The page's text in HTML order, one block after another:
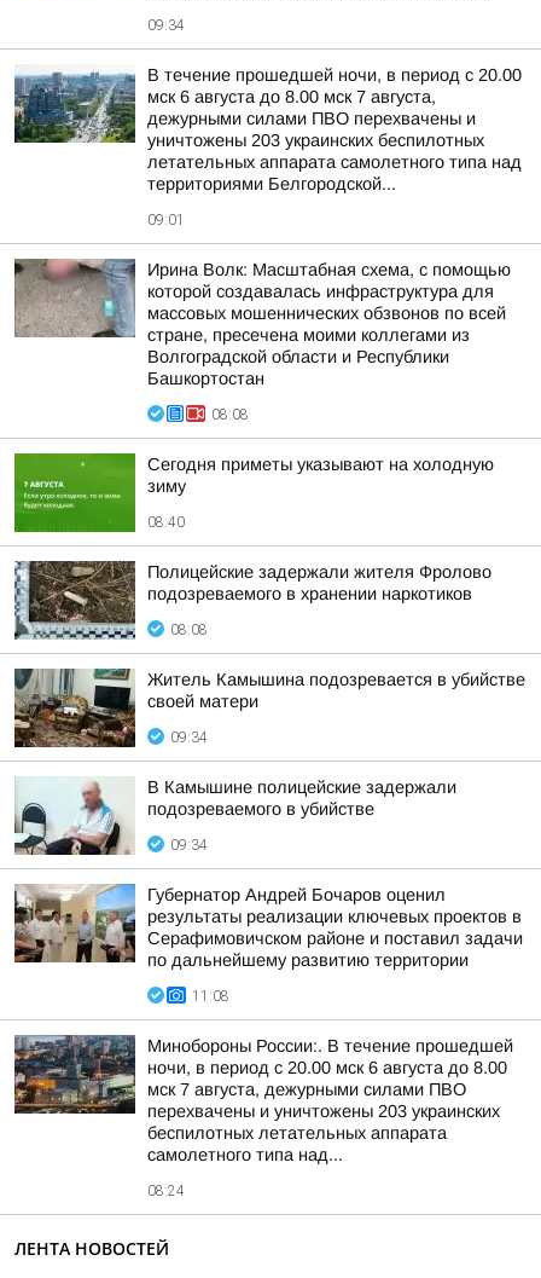
09:34
В течение прошедшей ночи, в период с 20.00
мск 6 августа до 8.00 мск 7 августа,
дежурными силами ПВО перехвачены и
уничтожены 203 украинских беспилотных
летательных аппарата самолетного типа над
территориями Белгородской...
09:01
Ирина Волк: Масштабная схема, с помощью
которой создавалась инфраструктура для
массовых мошеннических обзвонов по всей
стране, пресечена моими коллегами из
Волгоградской области и Республики
Башкортостан
08:08
Сегодня приметы указывают на холодную
зиму
08:40
Полицейские задержали жителя Фролово
подозреваемого в хранении наркотиков
08:08
Житель Камышина подозревается в убийстве
своей матери
09:34
В Камышине полицейские задержали
подозреваемого в убийстве
09:34
Губернатор Андрей Бочаров оценил
результаты реализации ключевых проектов в
Серафимовичском районе и поставил задачи
по дальнейшему развитию территории
11:08
Минобороны России:. В течение прошедшей
ночи, в период с 20.00 мск 6 августа до 8.00
мск 7 августа, дежурными силами ПВО
перехвачены и уничтожены 203 украинских
беспилотных летательных аппарата
самолетного типа над...
08:24
ЛЕНТА НОВОСТЕЙ